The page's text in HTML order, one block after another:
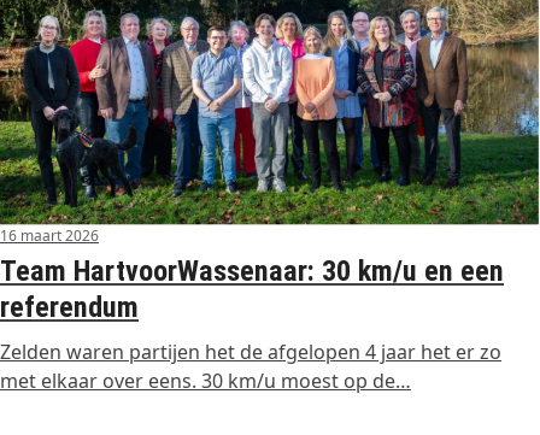
16 maart 2026
Team HartvoorWassenaar: 30 km/u en een
referendum
Zelden waren partijen het de afgelopen 4 jaar het er zo
met elkaar over eens. 30 km/u moest op de…